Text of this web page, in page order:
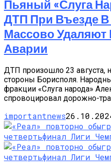
Пьяный «слуга
ДТП При Въезде
Массово
Аварии
ДТП произошло 23 августа,
стороны Борисполя.
фракции «Слуга народа»
спровоцировал дорожно-
importantnews